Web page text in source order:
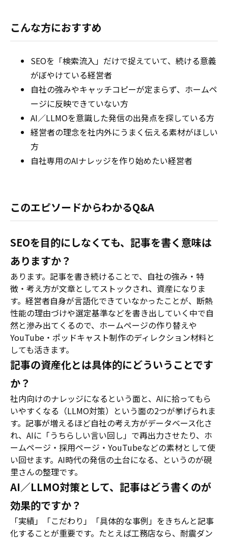
こんな方におすすめ
SEOを「検索流入」だけで捉えていて、続ける意義
がぼやけている経営者
自社の強みやキャッチコピーが定まらず、ホームペ
ージに反映できていない方
AI／LLMOを意識した発信の出発点を探している方
経営者の理念を社内外にうまく伝える素材がほしい
方
自社専用のAIナレッジを作り始めたい経営者
このエピソードからわかるQ&A
SEOを目的にしなくても、記事を書く意味は
ありますか？
あります。記事を書き続けることで、自社の強み・特
徴・考え方が文章としてストックされ、資産になりま
す。経営者自身が言語化できていなかったことが、断熱
性能の理由づけや選定基準などを書き出していく中で自
然と滲み出てくるので、ホームページの作り替えや
YouTube・ポッドキャスト制作のディレクション材料と
しても活きます。
記事の資産化とは具体的にどういうことです
か？
社内向けのナレッジになるという面と、AIに拾ってもら
いやすくなる（LLMO対策）という面の2つが挙げられま
す。記事が増えるほど自社の考え方がデータベース化さ
れ、AIに「うちらしい言い回し」で再出力させたり、ホ
ームページ・採用ページ・YouTubeなどの素材として使
い回せます。AI時代の発信の土台になる、というのが硯
里さんの整理です。
AI／LLMO対策として、記事はどう書くのが
効果的ですか？
「実績」「こだわり」「具体的な事例」をきちんと記事
化することが重要です。たとえば工務店なら、耐震ダン